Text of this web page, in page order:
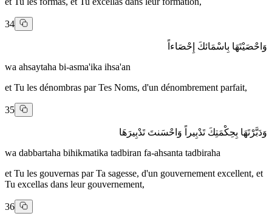
34
وَاحْصَيْتَهَا بِاسْمَائكَ إِحْصَاءاً
wa ahsaytaha bi-asma'ika ihsa'an
et Tu les dénombras par Tes Noms, d'un dénombrement parfait,
35
وَدَبَّرْتَهَا بِحِكْمَتِكَ تَدْبِيراً وَاحْسَنتَ تَدْبِيرَهَا
wa dabbartaha bihikmatika tadbiran fa-ahsanta tadbiraha
et Tu les gouvernas par Ta sagesse, d'un gouvernement excellent, et
Tu excellas dans leur gouvernement,
36